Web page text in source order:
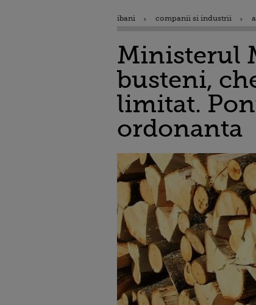
ibani companii si industrii
Ministerul
busteni,
limitat.
ordonanta